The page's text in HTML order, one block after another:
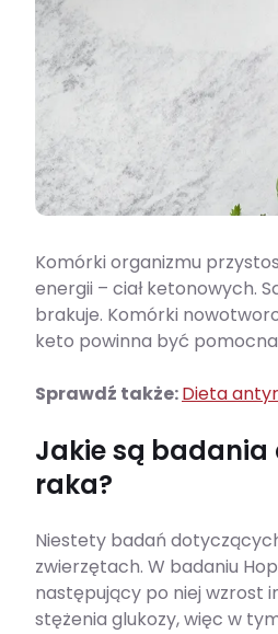
Komórki organizmu
energii – ciał ketonowych.
brakuje. Komórki
keto powinna być
Sprawdź także:Dieta
Jakie są badania
raka?
Niestety badań
zwierzętach. W badaniu
następujący po niej wzrost
stężenia glukozy, więc w